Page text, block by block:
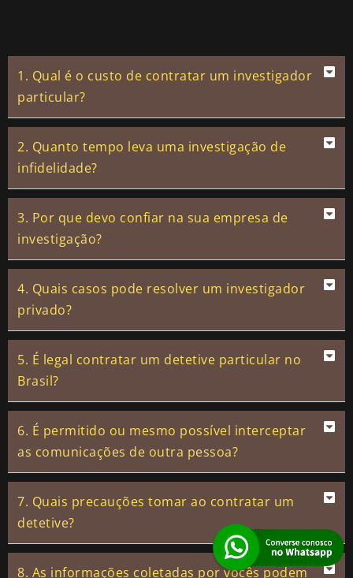
1. Qual é o custo de contratar um investigador
particular?
2. Quanto tempo leva uma investigação de
infidelidade?
3. Por que devo confiar na sua empresa de
investigação?
4. Quais casos pode resolver um investigador
privado?
5. É legal contratar um detetive particular no
Brasil?
6. É permitido ou mesmo possível interceptar
as comunicações de outra pessoa?
7. Quais precauções tomar ao contratar um
detetive?
8. As informações coletadas por vocês podem